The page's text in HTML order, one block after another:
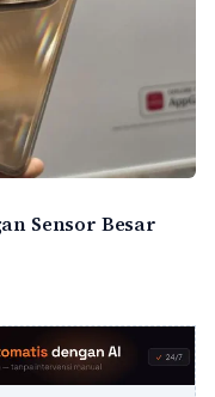
Sensor Besar